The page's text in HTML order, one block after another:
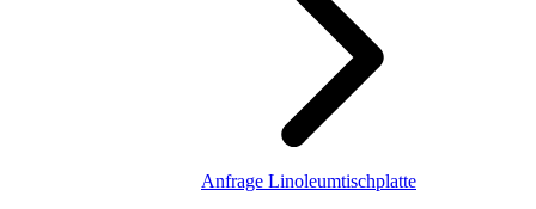
Anfrage Linoleumtischplatte